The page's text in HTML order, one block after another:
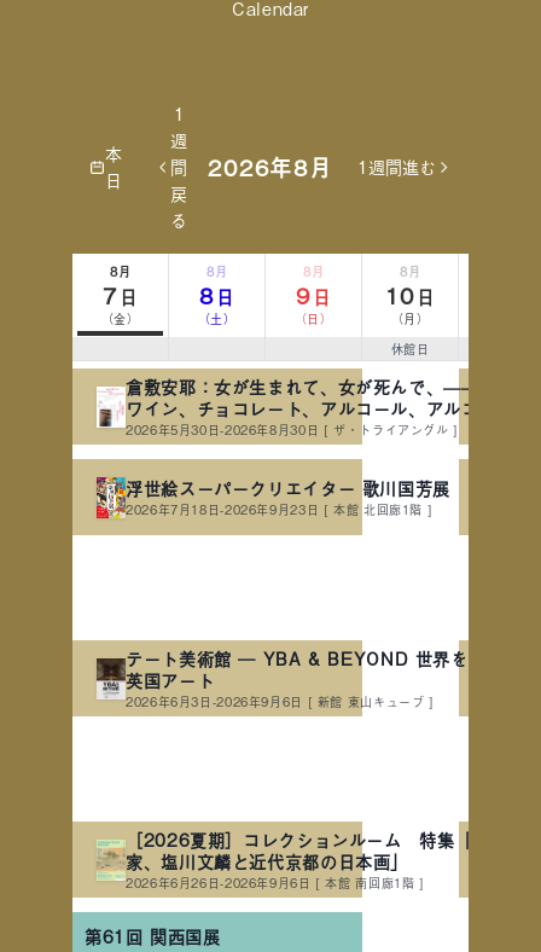
本
日
1
週
間
戻
る
2026年8月 1週間進む
8月
7 日
（金）
8月
8 日
（土）
8月
9 日
（日）
8月
10 日
（月）
休館日
倉敷安耶：女が生まれて、女が死んで、——母の血
ワイン、チョコレート、アルコール、アルコール、
ルコール
2026年5月30日-2026年8月30日 [ ザ・トライアングル ]
浮世絵スーパークリエイター 歌川国芳展
2026年7月18日-2026年9月23日 [ 本館 北回廊1階 ]
テート美術館 ― YBA & BEYOND 世界を変えた
英国アート
2026年6月3日-2026年9月6日 [ 新館 東山キューブ ]
［2026夏期］コレクションルーム 特集「詩情の
家、塩川文麟と近代京都の日本画」
2026年6月26日-2026年9月6日 [ 本館 南回廊1階 ]
第61回 関西国展